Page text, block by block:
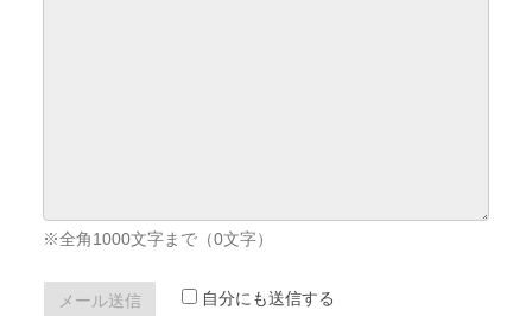
※全角1000文字まで（0文字）
自分にも送信する